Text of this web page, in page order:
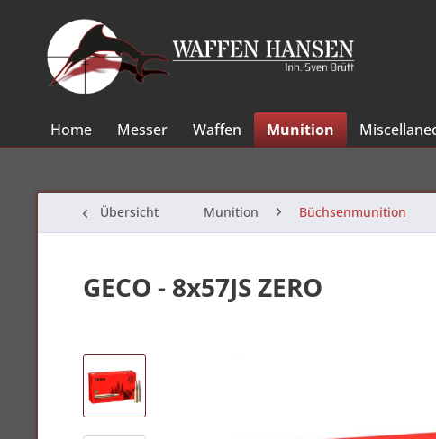
Home Messer Waffen Munition
Übersicht Munition Büchsenmunition
GECO - 8x57JS ZERO